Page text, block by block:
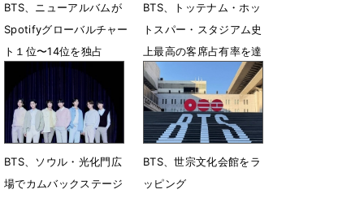
BTS、ニューアルバムが
Spotifyグローバルチャー
ト１位〜14位を独占
3月22日 18時39分
BTS、トッテナム・ホッ
トスパー・スタジアム史
上最高の客席占有率を達
成
2月9日 14時00分
BTS、ソウル・光化門広
場でカムバックステージ
BTS、世宗文化会館をラ
ッピング